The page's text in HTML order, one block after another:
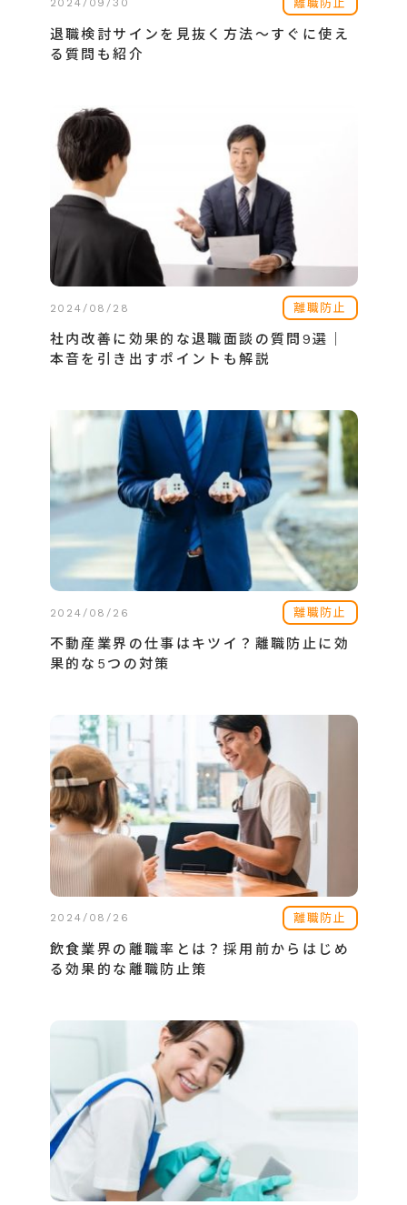
2024/09/30 離職防止
退職検討サインを見抜く方法～すぐに使え
る質問も紹介
2024/08/28 離職防止
社内改善に効果的な退職面談の質問9選｜
本音を引き出すポイントも解説
2024/08/26 離職防止
不動産業界の仕事はキツイ？離職防止に効
果的な5つの対策
2024/08/26 離職防止
飲食業界の離職率とは？採用前からはじめ
る効果的な離職防止策